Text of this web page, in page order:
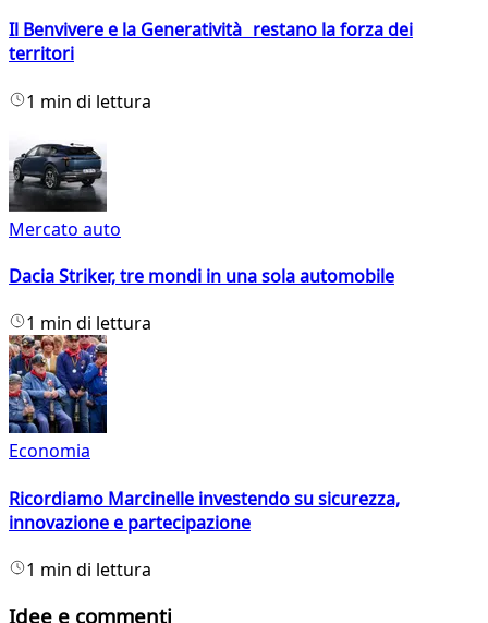
Il Benvivere e la Generatività restano la forza dei
territori
1 min di lettura
Mercato auto
Dacia Striker, tre mondi in una sola automobile
1 min di lettura
Economia
Ricordiamo Marcinelle investendo su sicurezza,
innovazione e partecipazione
1 min di lettura
Idee e commenti